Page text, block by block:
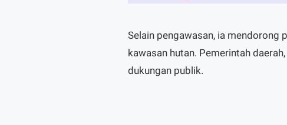
Selain pengawasan, ia
kawasan hutan. Pemerintah
dukungan publik.